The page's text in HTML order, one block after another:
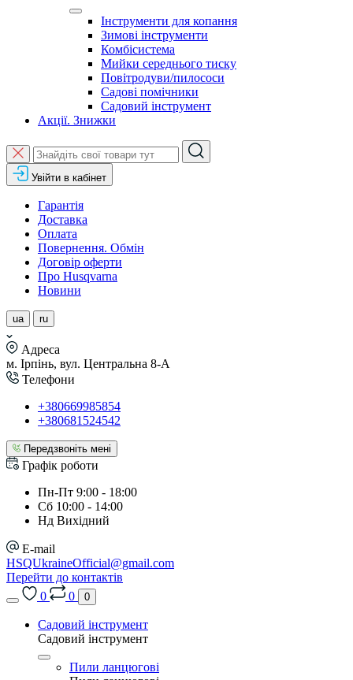
Інструменти для копання
Зимові інструменти
Комбісистема
Мийки середнього тиску
Повітродуви/пилососи
Садові помічники
Садовий інструмент
Акції. Знижки
Увійти в кабінет
Гарантія
Доставка
Оплата
Повернення. Обмін
Договір оферти
Про Husqvarna
Новини
ua ru
Адреса
м. Ірпінь, вул. Центральна 8-А
Телефони
+380669985854
+380681524542
Передзвоніть мені
Графік роботи
Пн-Пт 9:00 - 18:00
Сб 10:00 - 14:00
Нд Вихідний
E-mail
HSQUkraineOfficial@gmail.com
Перейти до контактів
0
0 0
Садовий інструмент
Садовий інструмент
Пили ланцюгові